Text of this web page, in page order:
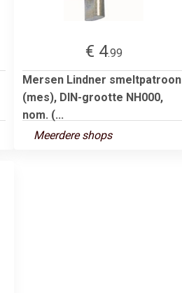
€ 4.99
Mersen Lindner smeltpatroon
(mes), DIN-grootte NH000,
nom. (...
Meerdere shops